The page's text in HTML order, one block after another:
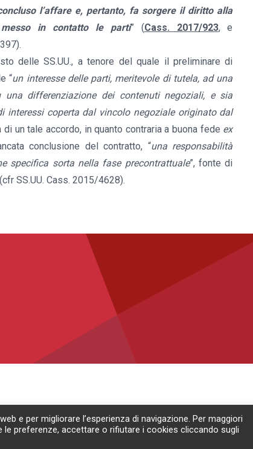
l’affare e, pertanto, fa sorgere il diritto alla
in contatto le parti” (Cass. 2017/923,e
delle SS.UU., a tenore del quale il preliminare di
“un interesse delle parti, meritevole di tutela, ad una
differenziazione dei contenuti negoziali, e sia
coperta dal vincolo negoziale originato dal
un tale accordo, in quanto contraria a buona fede ex
conclusione del contratto, “una responsabilità
specifica sorta nella fase precontrattuale”, fonte di
SS.UU. Cass. 2015/4628).
e per migliorare l’esperienza di navigazione. Per maggiori
le preferenze, accettare o rifiutare i cookies cliccando sugli